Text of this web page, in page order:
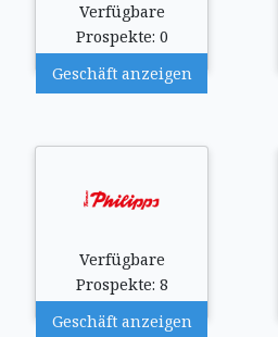
Verfügbare
Prospekte: 0
Geschäft anzeigen
Verfügbare
Prospekte: 8
Geschäft anzeigen